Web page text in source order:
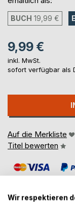
BUCH 19,99 €
9,99 €
inkl. MwSt.
sofort verfügbar als
Auf die Merkliste
Titel bewerten
Wir respektieren